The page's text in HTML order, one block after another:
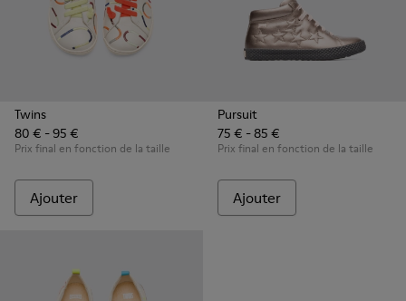
Twins
80 € - 95 €
Prix final en fonction de la taille
Ajouter
Pursuit
75 € - 85 €
Prix final en fonction de la taille
Ajouter